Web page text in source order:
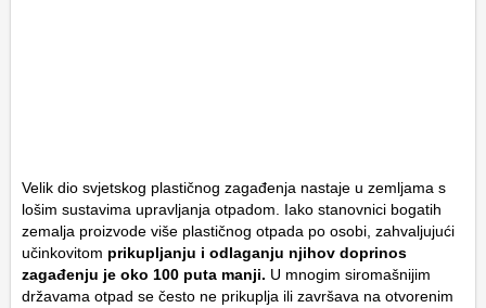
Velik dio svjetskog plastičnog zagađenja nastaje u zemljama s
lošim sustavima upravljanja otpadom. Iako stanovnici bogatih
zemalja proizvode više plastičnog otpada po osobi, zahvaljujući
učinkovitom prikupljanju i odlaganju njihov doprinos
zagađenju je oko 100 puta manji. U mnogim siromašnijim
državama otpad se često ne prikuplja ili završava na otvorenim